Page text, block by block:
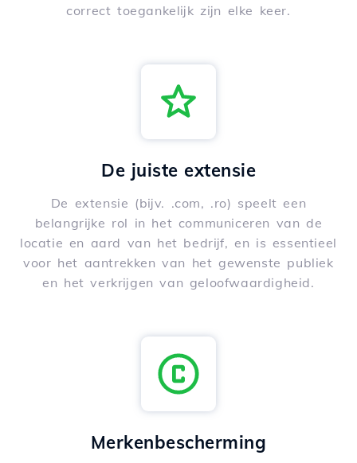
correct toegankelijk zijn elke keer.
De juiste extensie
De extensie (bijv. .com, .ro) speelt een
belangrijke rol in het communiceren van de
locatie en aard van het bedrijf, en is essentieel
voor het aantrekken van het gewenste publiek
en het verkrijgen van geloofwaardigheid.
Merkenbescherming